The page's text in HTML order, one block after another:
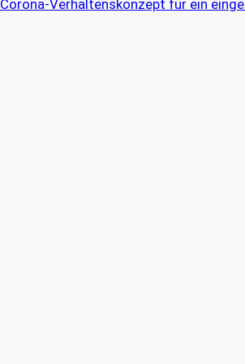
Corona-Verhaltenskonzept für ein